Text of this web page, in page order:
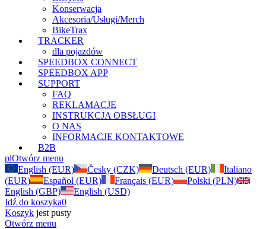
Konserwacja
Akcesoria/Usługi/Merch
BikeTrax
TRACKER
dla pojazdów
SPEEDBOX CONNECT
SPEEDBOX APP
SUPPORT
FAQ
REKLAMACJE
INSTRUKCJA OBSŁUGI
O NAS
INFORMACJE KONTAKTOWE
B2B
plOtwórz menu
English (EUR)
Česky (CZK) Deutsch (EUR)
Italiano
(EUR)
Español (EUR) Français (EUR)
Polski (PLN)
English (GBP)
English (USD)
Idź do koszyka0
Koszyk jest pusty
Otwórz menu